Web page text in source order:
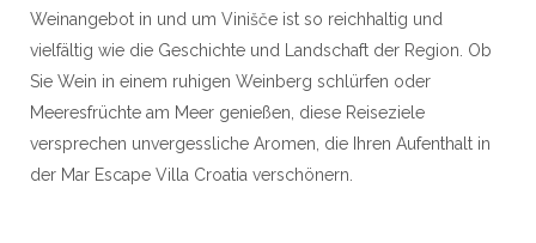
Weinangebot in und um Vinišče ist so reichhaltig und
vielfältig wie die Geschichte und Landschaft der Region. Ob
Sie Wein in einem ruhigen Weinberg schlürfen oder
Meeresfrüchte am Meer genießen, diese Reiseziele
versprechen unvergessliche Aromen, die Ihren Aufenthalt in
der Mar Escape Villa Croatia verschönern.